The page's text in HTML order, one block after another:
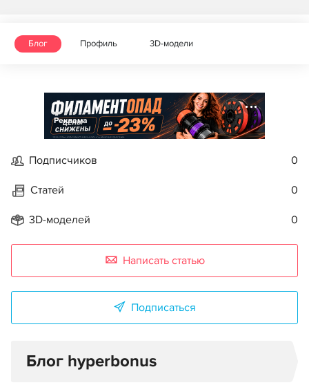
Блог Профиль 3D-модели
Реклама
Подписчиков 0
Статей 0
3D-моделей 0
Написать статью
Подписаться
Блог hyperbonus